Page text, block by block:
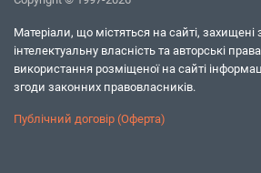
Матеріали, що містяться на сайті,
інтелектуальну власність та авторські
використання розміщеної на сайті
згоди законних правовласників.
Публічний договір (Оферта)